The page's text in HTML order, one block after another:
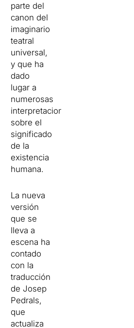
parte del
canon del
imaginario
teatral
universal,
y que ha
dado
lugar a
numerosas
interpretaciones
sobre el
significado
de la
existencia
humana.
La nueva
versión
que se
lleva a
escena ha
contado
con la
traducción
de Josep
Pedrals,
que
actualiza